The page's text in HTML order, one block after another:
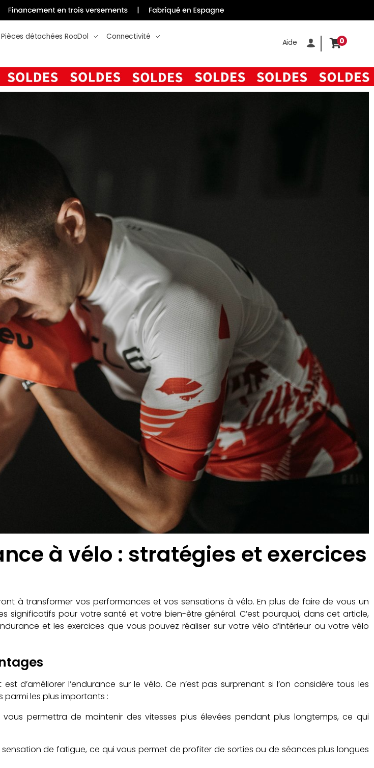
Pièces détachées RooDol
Connectivité
Aide 0
à vélo : stratégies et exercices
à transformer vos performances et vos sensations à vélo. En plus de faire de vous un
pour votre santé et votre bien-être général. C’est pourquoi, dans cet article,
et les exercices que vous pouvez réaliser sur votre vélo d’intérieur ou votre vélo
d’améliorer l’endurance sur le vélo. Ce n’est pas surprenant si l’on considère tous les
les plus importants :
permettra de maintenir des vitesses plus élevées pendant plus longtemps, ce qui
de fatigue, ce qui vous permet de profiter de sorties ou de séances plus longues